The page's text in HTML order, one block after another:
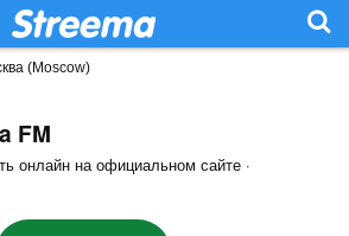
(Moscow)
FM
онлайн на официальном сайте ·